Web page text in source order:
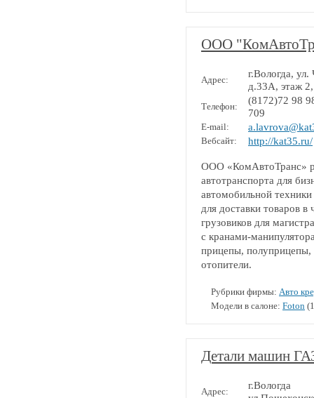
ООО
Адрес:
г.Вологда, ул.
д.33А, этаж
Телефон:
(8172)72 98
709
E-mail:
Вебсайт: http://kat35.ru/
ООО «КомАвтоТранс»
автотранспорта для
автомобильной
для доставки товаров
грузовиков для
с кранами-
прицепы,
отопители.
Рубрики фирмы: Авто
Модели в салоне: Foton
Детали машин
Адрес:
г.Вологда